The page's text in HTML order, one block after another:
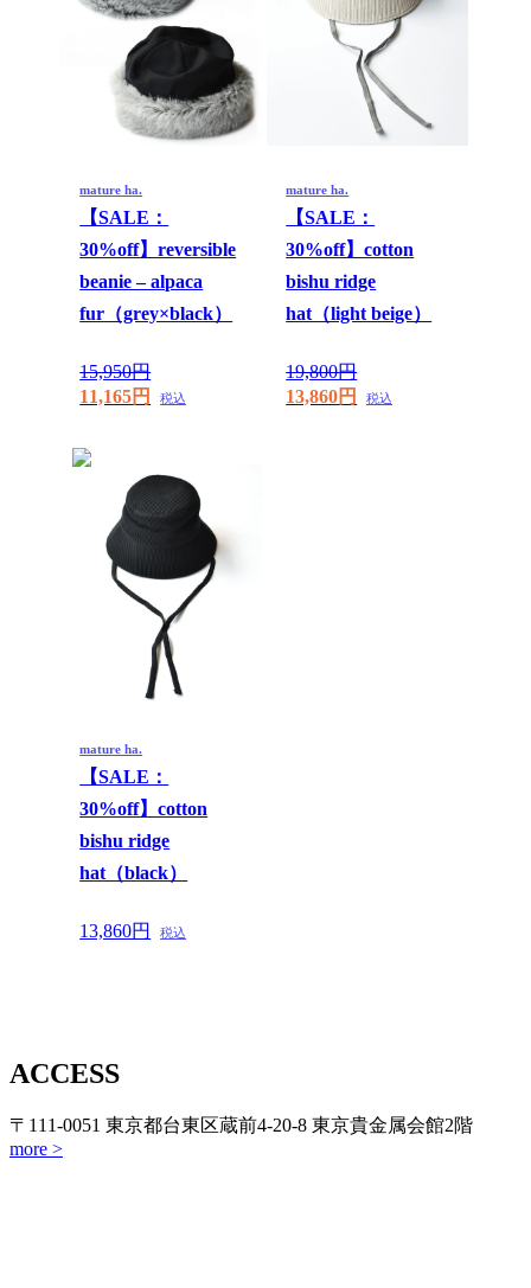
mature ha.
【SALE：
30%off】reversible
beanie – alpaca
fur（grey×black）
15,950円
11,165円
税込
mature ha.
【SALE：
30%off】cotton
bishu ridge
hat（light beige）
19,800円
13,860円
税込
mature ha.
【SALE：
30%off】cotton
bishu ridge
hat（black）
13,860円 税込
ACCESS
〒111-0051 東京都台東区蔵前4-20-8 東京貴金属会館2階
more >